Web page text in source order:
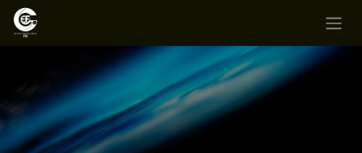
Ir al contenido